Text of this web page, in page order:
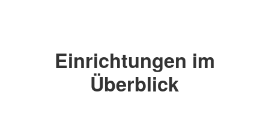
Einrichtungen im
Überblick